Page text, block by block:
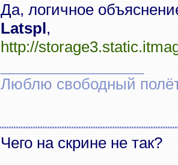
Да, логичное
Latspl,
http://
Люблю свободный
Чего на скрине не так?